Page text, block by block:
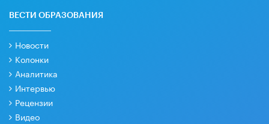
ВЕСТИ ОБРАЗОВАНИЯ
Новости
Колонки
Аналитика
Интервью
Рецензии
Видео